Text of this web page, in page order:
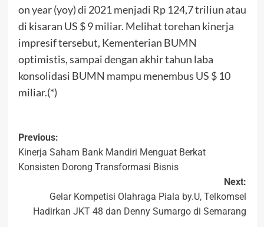
on year (yoy) di 2021 menjadi Rp 124,7 triliun atau
di kisaran US $ 9 miliar. Melihat torehan kinerja
impresif tersebut, Kementerian BUMN
optimistis, sampai dengan akhir tahun laba
konsolidasi BUMN mampu menembus US $ 10
miliar.(*)
Previous:
Kinerja Saham Bank Mandiri Menguat Berkat
Konsisten Dorong Transformasi Bisnis
Next:
Gelar Kompetisi Olahraga Piala by.U, Telkomsel
Hadirkan JKT 48 dan Denny Sumargo di Semarang